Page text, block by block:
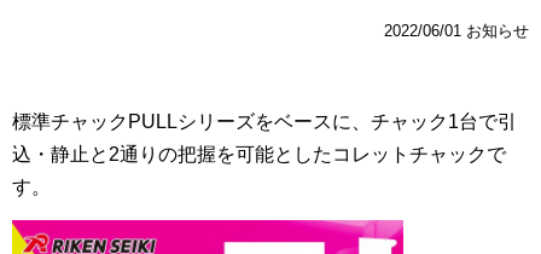
2022/06/01 お知らせ
標準チャックPULLシリーズをベースに、チャック1台で引
込・静止と2通りの把握を可能としたコレットチャックで
す。